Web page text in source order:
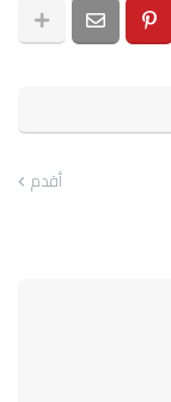
أقدم